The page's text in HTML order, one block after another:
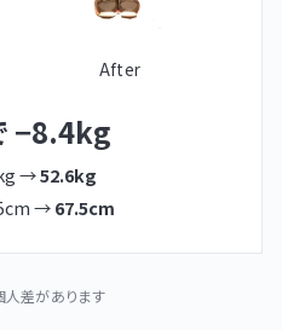
After
−8.4kg
→52.6kg
→67.5cm
差があります